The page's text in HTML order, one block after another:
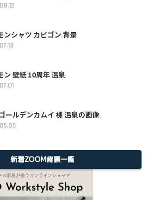
ンシャツ カビゴン 背景
ン 壁紙 10周年 温泉
ールデンカムイ 裸 温泉の画像
新着ZOOM背景一覧